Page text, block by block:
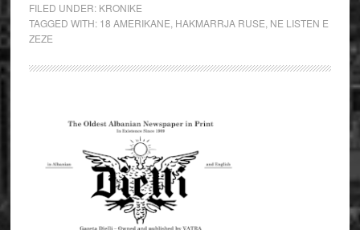
FILED UNDER: KRONIKE
TAGGED WITH: 18 AMERIKANE HAKMARRJA RUSE NE LISTEN E
ZEZE